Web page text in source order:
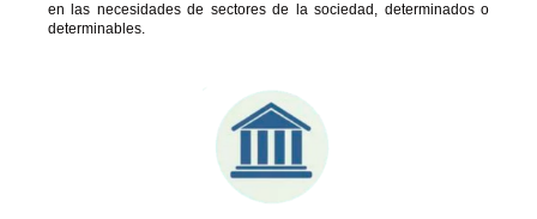
en las necesidades de sectores de la sociedad, determinados o
determinables.